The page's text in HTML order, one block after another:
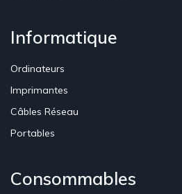
Informatique
Ordinateurs
Imprimantes
Câbles Réseau
Portables
Consommables